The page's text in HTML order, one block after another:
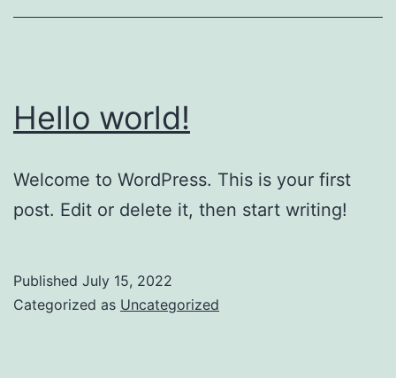
Hello world!
Welcome to WordPress. This is your first
post. Edit or delete it, then start writing!
Published July 15, 2022
Categorized as Uncategorized